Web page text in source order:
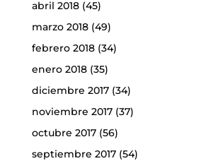
abril 2018(45)
marzo 2018(49)
febrero 2018(34)
enero 2018(35)
diciembre 2017(34)
noviembre 2017(37)
octubre 2017(56)
septiembre 2017(54)